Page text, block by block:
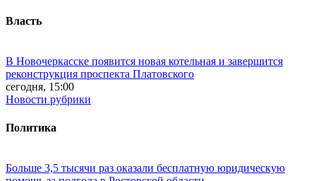
Власть
В Новочеркасске появится новая котельная и завершится
реконструкция проспекта Платовского
сегодня, 15:00
Новости рубрики
Политика
Больше 3,5 тысячи раз оказали бесплатную юридическую